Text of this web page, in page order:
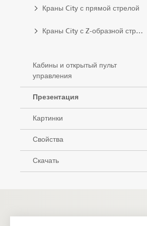
Краны City с прямой стрелой
Краны City с Z-образной стрелой
Кабины и открытый пульт
управления
Презентация
Картинки
Свойства
Скачать